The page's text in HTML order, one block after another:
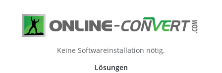
Keine Softwareinstallation nötig.
Lösungen